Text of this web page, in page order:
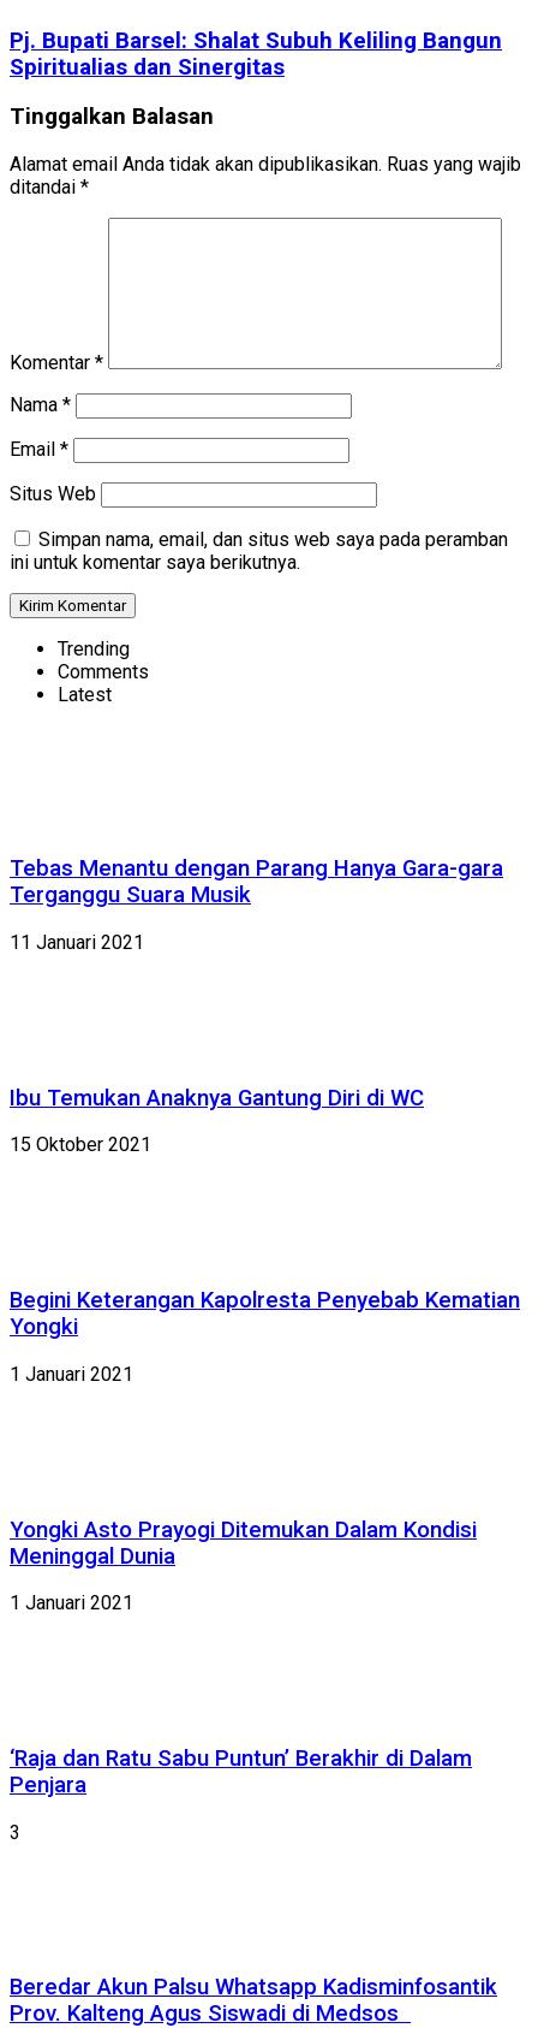
Pj. Bupati Barsel: Shalat Subuh Keliling Bangun
Spiritualias dan Sinergitas
Tinggalkan Balasan
Alamat email Anda tidak akan dipublikasikan. Ruas yang wajib
ditandai *
Komentar *
Nama *
Email *
Situs Web
Simpan nama, email, dan situs web saya pada peramban
ini untuk komentar saya berikutnya.
Trending
Comments
Latest
Tebas Menantu dengan Parang Hanya Gara-gara
Terganggu Suara Musik
11 Januari 2021
Ibu Temukan Anaknya Gantung Diri di WC
15 Oktober 2021
Begini Keterangan Kapolresta Penyebab Kematian
Yongki
1 Januari 2021
Yongki Asto Prayogi Ditemukan Dalam Kondisi
Meninggal Dunia
1 Januari 2021
‘Raja dan Ratu Sabu Puntun’ Berakhir di Dalam
Penjara
3
Beredar Akun Palsu Whatsapp Kadisminfosantik
Prov. Kalteng Agus Siswadi di Medsos